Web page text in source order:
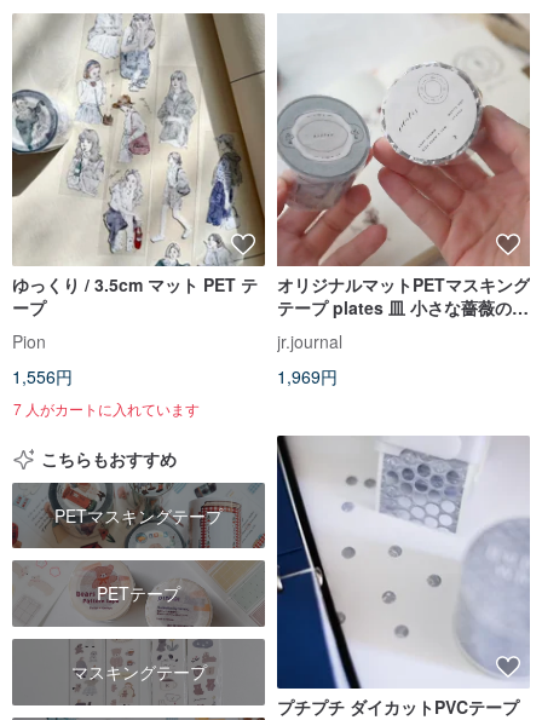
ゆっくり / 3.5cm マット PET テ
ープ
Pion
1,556円
7 人がカートに入れています
オリジナルマットPETマスキング
テープ plates 皿 小さな薔薇の花
jr.journal
1,969円
こちらもおすすめ
PETマスキングテープ
PETテープ
マスキングテープ
プチプチ ダイカットPVCテープ